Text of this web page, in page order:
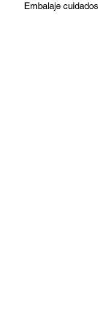
Embalaje